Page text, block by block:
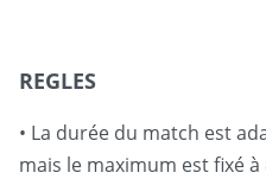
REGLES
• La durée du match est
mais le maximum est fixé